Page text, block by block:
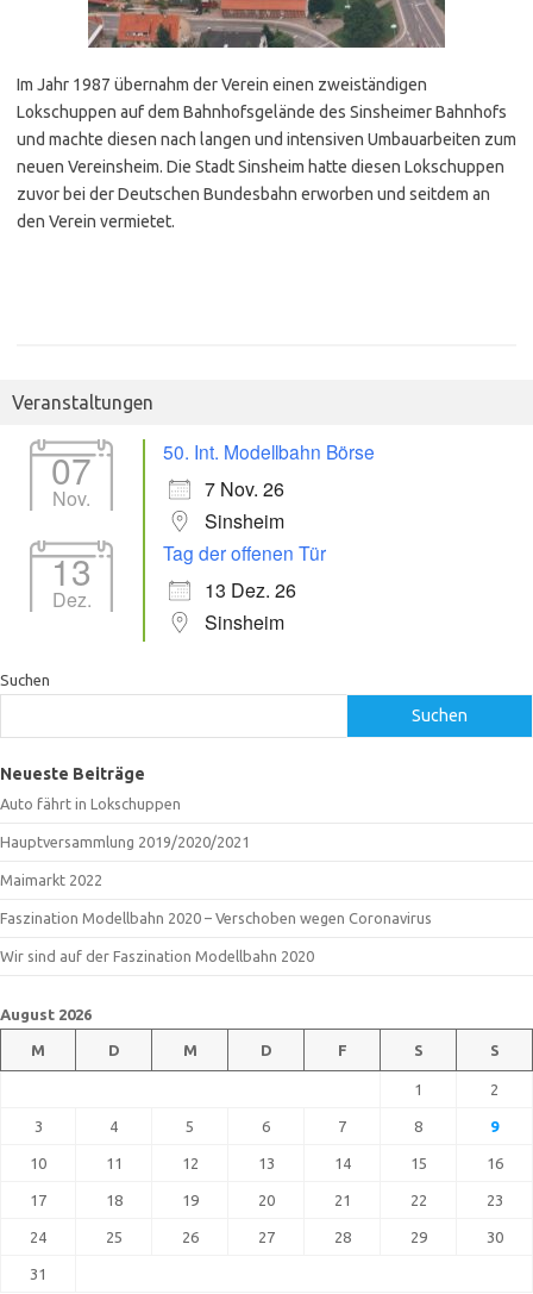
Im Jahr 1987 übernahm der Verein einen zweiständigen
Lokschuppen auf dem Bahnhofsgelände des Sinsheimer Bahnhofs
und machte diesen nach langen und intensiven Umbauarbeiten zum
neuen Vereinsheim. Die Stadt Sinsheim hatte diesen Lokschuppen
zuvor bei der Deutschen Bundesbahn erworben und seitdem an
den Verein vermietet.
Veranstaltungen
07
Nov.
50. Int. Modellbahn Börse
7 Nov. 26
Sinsheim
13
Dez.
Tag der offenen Tür
13 Dez. 26
Sinsheim
Suchen
Suchen
Neueste Beiträge
Auto fährt in Lokschuppen
Hauptversammlung 2019/2020/2021
Maimarkt 2022
Faszination Modellbahn 2020 – Verschoben wegen Coronavirus
Wir sind auf der Faszination Modellbahn 2020
August 2026
M D M D F S S
1 2
3 4 5 6 7 8 9
10 11 12 13 14 15 16
17 18 19 20 21 22 23
24 25 26 27 28 29 30
31